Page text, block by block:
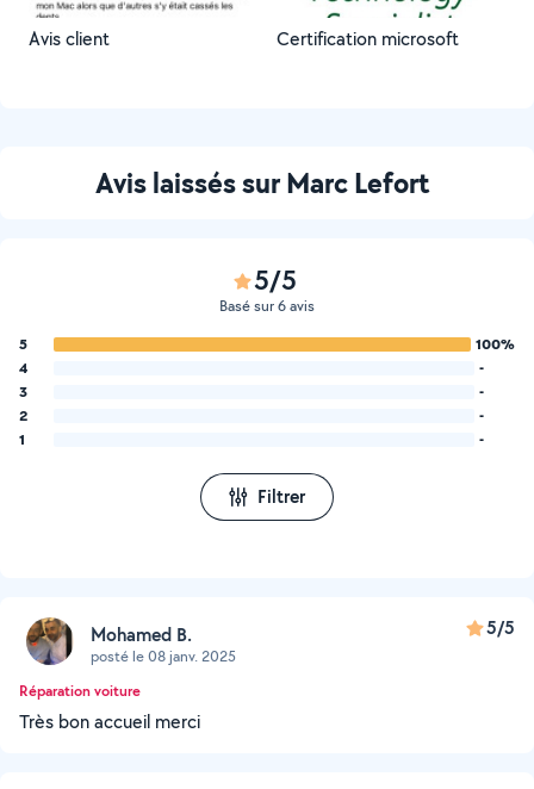
Avis client Certification microsoft
Avis laissés sur Marc Lefort
5/5
Basé sur 6 avis
5
100%
4
-
3
-
2
-
1
-
Filtrer
Mohamed B.
posté le 08 janv. 2025
5/5
Réparation voiture
Très bon accueil merci